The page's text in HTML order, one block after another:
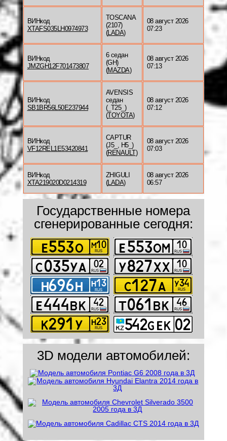
ВИНкод
XTAFS035LH0974973
TOSCANA
(2107)
(LADA)
08 август 2026
07:23
ВИНкод
JMZGH12F701473807
6 седан
(GH)
(MAZDA)
08 август 2026
07:13
ВИНкод
SB1BR56L50E237944
AVENSIS
седан
(_T25_)
(TOYOTA)
08 август 2026
07:12
ВИНкод
VF12REL1E53420841
CAPTUR
(J5_, H5_)
(RENAULT)
08 август 2026
07:03
ВИНкод
XTA219020D0214319
ZHIGULI
(LADA)
08 август 2026
06:57
Государственные номера
сгенерированные сегодня:
3D модели автомобилей: